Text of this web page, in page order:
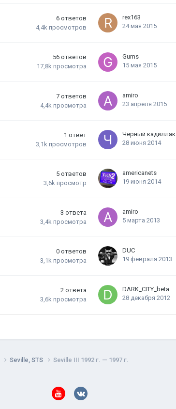
6 ответов
4,4k просмотров
rex163
24 мая 2015
56 ответов
17,8k просмотра
Gums
15 мая 2015
7 ответов
4,4k просмотра
amiro
23 апреля 2015
1 ответ
3,1k просмотров
Черный кадиллак
28 июня 2014
5 ответов
3,6k просмотр
americanets
19 июня 2014
3 ответа
3,4k просмотра
amiro
5 марта 2013
0 ответов
3,1k просмотра
DUC
19 февраля 2013
2 ответа
3,6k просмотра
DARK_CITY_beta
28 декабря 2012
Seville, STS Seville III 1992 г. — 1997 г.